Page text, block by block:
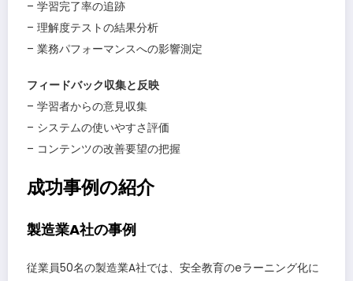
– 学習完了率の追跡
– 理解度テストの結果分析
– 業務パフォーマンスへの影響測定
フィードバック収集と反映
– 学習者からの意見収集
– システムの使いやすさ評価
– コンテンツの改善要望の把握
成功事例の紹介
製造業A社の事例
従業員50名の製造業A社では、安全教育のeラーニング化に